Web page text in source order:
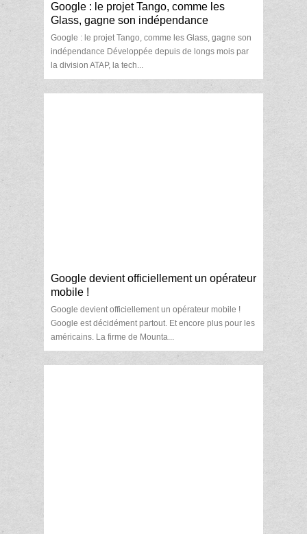
Google : le projet Tango, comme les
Glass, gagne son indépendance
Google : le projet Tango, comme les Glass, gagne son
indépendance Développée depuis de longs mois par
la division ATAP, la tech...
Google devient officiellement un opérateur
mobile !
Google devient officiellement un opérateur mobile !
Google est décidément partout. Et encore plus pour les
américains. La firme de Mounta...